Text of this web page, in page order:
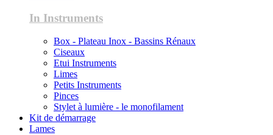
In Instruments
Box - Plateau Inox - Bassins Rénaux
Ciseaux
Etui Instruments
Limes
Petits Instruments
Pinces
Stylet à lumière - le monofilament
Kit de démarrage
Lames